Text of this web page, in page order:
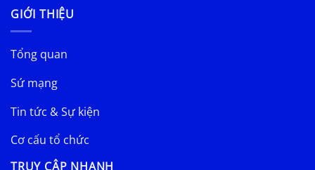
GIỚI THIỆU
Tổng quan
Sứ mạng
Tin tức & Sự kiện
Cơ cấu tổ chức
TRUY CẬP NHANH